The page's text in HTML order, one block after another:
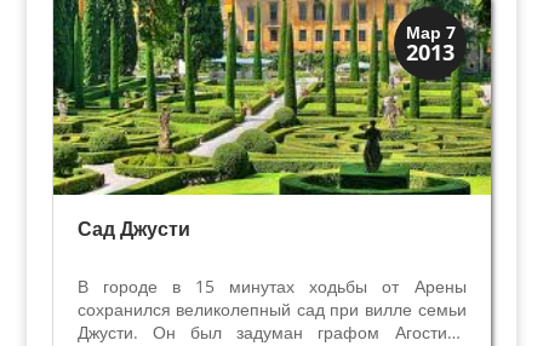
Мар 7
2013
Посмотрите в Вероне
Сад Джусти
В городе в 15 минутах ходьбы от Арены
сохранился великолепный сад при вилле семьи
Джусти. Он был задуман графом Агостино